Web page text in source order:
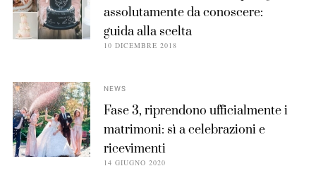
assolutamente da conoscere:
guida alla scelta
10 DICEMBRE 2018
NEWS
Fase 3, riprendono ufficialmente i
matrimoni: sì a celebrazioni e
ricevimenti
14 GIUGNO 2020